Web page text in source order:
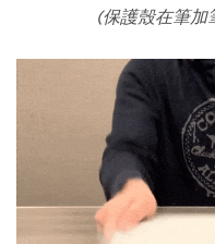
(保護殼在筆加